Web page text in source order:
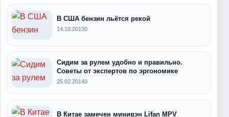
В США бензин льётся рекой
14.10.20130
Сидим за рулем удобно и правильно.
Советы от экспертов по эргономике
25.02.20140
В Китае замечен минивэн Lifan MPV